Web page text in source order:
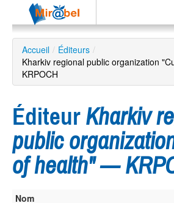
Le réseau
Soutien
Listes
Recherche
avancée
EN
Accueil / Éditeurs /
Kharkiv regional public organization
KRPOCH
Éditeur Kharkiv
public
of health" —
Nom